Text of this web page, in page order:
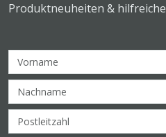
Produktneuheiten &